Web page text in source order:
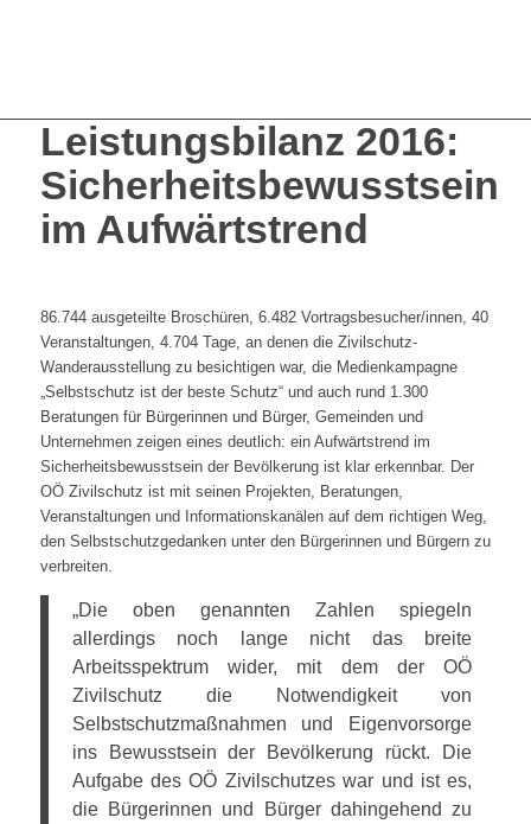
Leistungsbilanz 2016:
Sicherheitsbewusstsein
im Aufwärtstrend
86.744 ausgeteilte Broschüren, 6.482 Vortragsbesucher/innen, 40
Veranstaltungen, 4.704 Tage, an denen die Zivilschutz-
Wanderausstellung zu besichtigen war, die Medienkampagne
„Selbstschutz ist der beste Schutz“ und auch rund 1.300
Beratungen für Bürgerinnen und Bürger, Gemeinden und
Unternehmen zeigen eines deutlich: ein Aufwärtstrend im
Sicherheitsbewusstsein der Bevölkerung ist klar erkennbar. Der
OÖ Zivilschutz ist mit seinen Projekten, Beratungen,
Veranstaltungen und Informationskanälen auf dem richtigen Weg,
den Selbstschutzgedanken unter den Bürgerinnen und Bürgern zu
verbreiten.
„Die oben genannten Zahlen spiegeln
allerdings noch lange nicht das breite
Arbeitsspektrum wider, mit dem der OÖ
Zivilschutz die Notwendigkeit von
Selbstschutzmaßnahmen und Eigenvorsorge
ins Bewusstsein der Bevölkerung rückt. Die
Aufgabe des OÖ Zivilschutzes war und ist es,
die Bürgerinnen und Bürger dahingehend zu